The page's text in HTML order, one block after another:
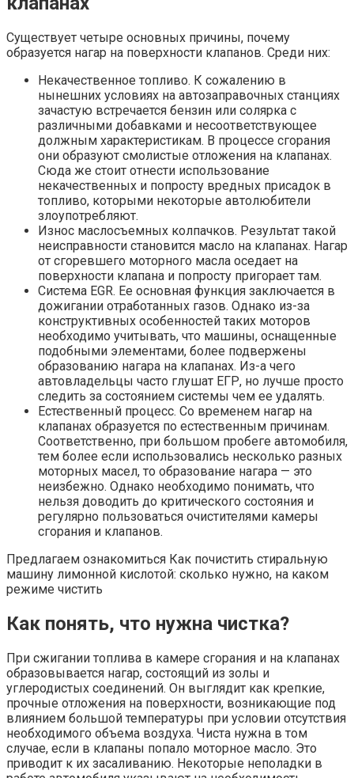
Существует четыре основных причины, почему
образуется нагар на поверхности клапанов. Среди них:
Некачественное топливо. К сожалению в
нынешних условиях на автозаправочных станциях
зачастую встречается бензин или солярка с
различными добавками и несоответствующее
должным характеристикам. В процессе сгорания
они образуют смолистые отложения на клапанах.
Сюда же стоит отнести использование
некачественных и попросту вредных присадок в
топливо, которыми некоторые автолюбители
злоупотребляют.
Износ маслосъемных колпачков. Результат такой
неисправности становится масло на клапанах. Нагар
от сгоревшего моторного масла оседает на
поверхности клапана и попросту пригорает там.
Система EGR. Ее основная функция заключается в
дожигании отработанных газов. Однако из-за
конструктивных особенностей таких моторов
необходимо учитывать, что машины, оснащенные
подобными элементами, более подвержены
образованию нагара на клапанах. Из-а чего
автовладельцы часто глушат ЕГР, но лучше просто
следить за состоянием системы чем ее удалять.
Естественный процесс. Со временем нагар на
клапанах образуется по естественным причинам.
Соответственно, при большом пробеге автомобиля,
тем более если использовались несколько разных
моторных масел, то образование нагара — это
неизбежно. Однако необходимо понимать, что
нельзя доводить до критического состояния и
регулярно пользоваться очистителями камеры
сгорания и клапанов.
Предлагаем ознакомиться Как почистить стиральную
машину лимонной кислотой: сколько нужно, на каком
режиме чистить
Как понять, что нужна чистка?
При сжигании топлива в камере сгорания и на клапанах
образовывается нагар, состоящий из золы и
углеродистых соединений. Он выглядит как крепкие,
прочные отложения на поверхности, возникающие под
влиянием большой температуры при условии отсутствия
необходимого объема воздуха. Чиста нужна в том
случае, если в клапаны попало моторное масло. Это
приводит к их засаливанию. Некоторые неполадки в